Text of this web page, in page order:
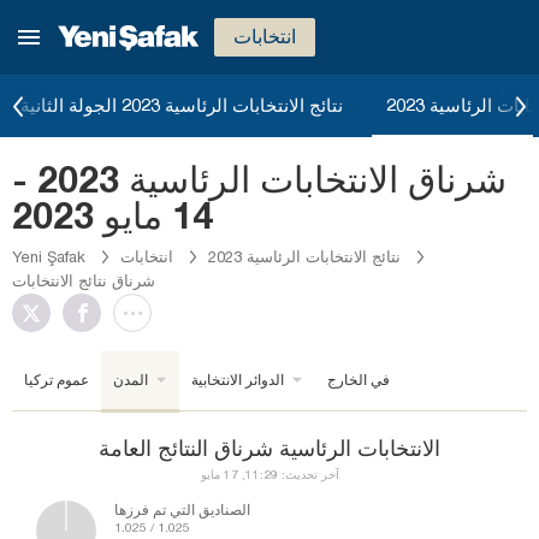
انتخابات
نتائج الانتخابات الرئاسية 2023 الجولة الثانية الرئاسية 2023
شرناق الانتخابات الرئاسية 2023 -
14 مايو 2023
Yeni Şafak انتخابات
نتائج الانتخابات الرئاسية 2023
شرناق نتائج الانتخابات
عموم تركيا المدن الدوائر الانتخابية في الخارج
الانتخابات الرئاسية شرناق النتائج العامة
آخر تحديث: 11:29, 17 مايو
الصناديق التي تم فرزها
1.025 / 1.025